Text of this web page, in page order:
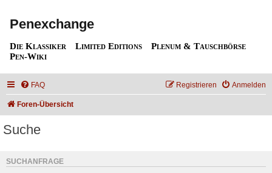
Penexchange
Die Klassiker Limited Editions
Plenum & Tauschbörse
Pen-Wiki
FAQ Anmelden
Registrieren
Foren-Übersicht
Suche
SUCHANFRAGE